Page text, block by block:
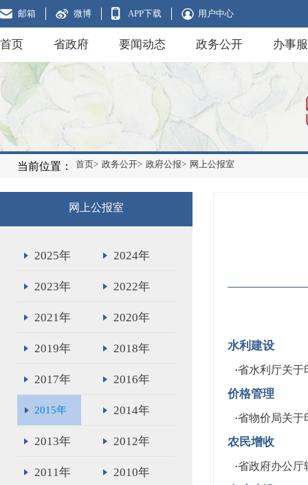
邮箱 微博 APP下载 用户中心
首页 省政府 要闻动态 政务公开 办事
当前位置： 首页> 政务公开> 政府公报> 网上公报室
网上公报室
2025年 2024年
2023年 2022年
2021年 2020年
2019年 2018年
2017年 2016年
2015年 2014年
2013年 2012年
2011年 2010年
水利建设
·省水利厅关于
价格管理
·省物价局关于
农民增收
·省政府办公厅